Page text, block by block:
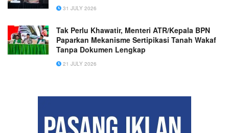
31 JULY 2026
Tak Perlu Khawatir, Menteri ATR/Kepala BPN
Paparkan Mekanisme Sertipikasi Tanah Wakaf
Tanpa Dokumen Lengkap
21 JULY 2026